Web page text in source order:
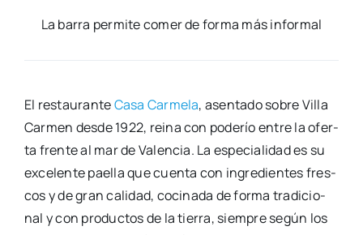
La barra per­mi­te comer de for­ma más infor­mal
El res­tau­ran­teCasa Car­me­la, asen­ta­do sobre Villa
Car­men des­de 1922, rei­na con pode­río entre la ofer­
ta fren­te al mar de Valen­cia. La espe­cia­li­dad es su
exce­len­te pae­lla que cuen­ta con ingre­dien­tes fres­
cos y de gran cali­dad, coci­na­da de for­ma tra­di­cio­
nal y con pro­duc­tos de la tie­rra, siem­pre según los